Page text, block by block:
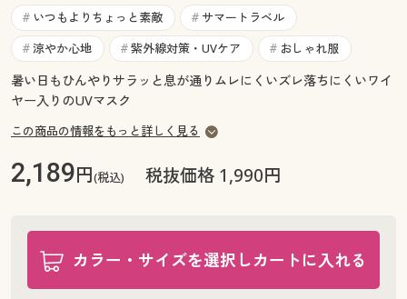
お気に入り
サポート
ご利用ガイド
ご利用ガイド
よくある質問とお問い合わせ
# いつもよりちょっと素敵 # サマートラベル
# 涼やか心地 # 紫外線対策・UVケア # おしゃれ服
暑い日もひんやりサラッと息が通りムレにくいズレ落ちにくいワイ
ヤー入りのUVマスク
この商品の情報をもっと詳しく見る
2,189円(税込) 税抜価格 1,990円
カラー・サイズを選択しカートに入れる